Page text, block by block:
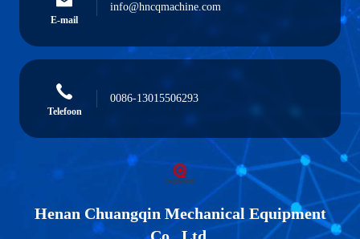
E-mail
info@hncqmachine.com
Telefoon
0086-13015506293
Henan Chuangqin Mechanical Equipment